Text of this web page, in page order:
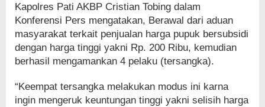
Kapolres Pati AKBP Cristian Tobing dalam
Konferensi Pers mengatakan, Berawal dari aduan
masyarakat terkait penjualan harga pupuk bersubsidi
dengan harga tinggi yakni Rp. 200 Ribu, kemudian
berhasil mengamankan 4 pelaku (tersangka).
“Keempat tersangka melakukan modus ini karna
ingin mengeruk keuntungan tinggi yakni selisih harga